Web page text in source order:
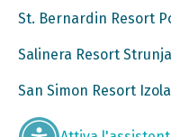
St. Bernardin Resort
Salinera Resort
San Simon Resort Izola